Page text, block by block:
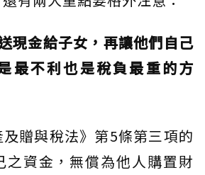
現金給子女，再讓他們自己
最不利也是稅負最重的方
贈與稅法》第5條第三項的
之資金，無償為他人購置財